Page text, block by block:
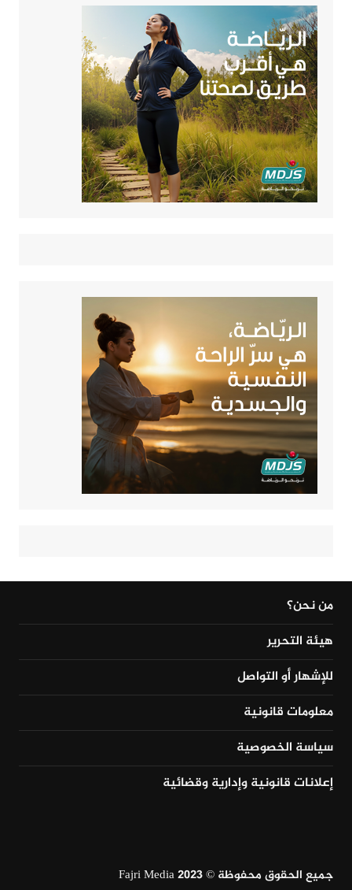
من نحن؟
هيئة التحرير
للإشهار أو التواصل
معلومات قانونية
سياسة الخصوصية
إعلانات قانونية وإدارية وقضائية
جميع الحقوق محفوظة © Fajri Media 2023